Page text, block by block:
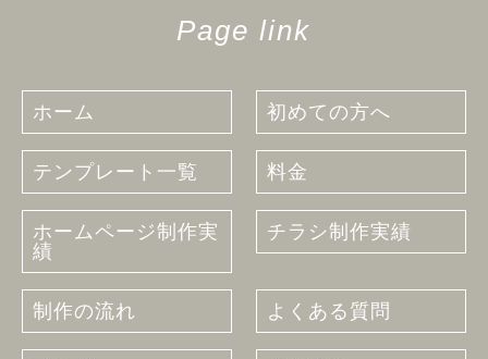
Page link
ホーム 初めての方へ
テンプレート一覧 料金
ホームページ制作実
績
チラシ制作実績
制作の流れ よくある質問